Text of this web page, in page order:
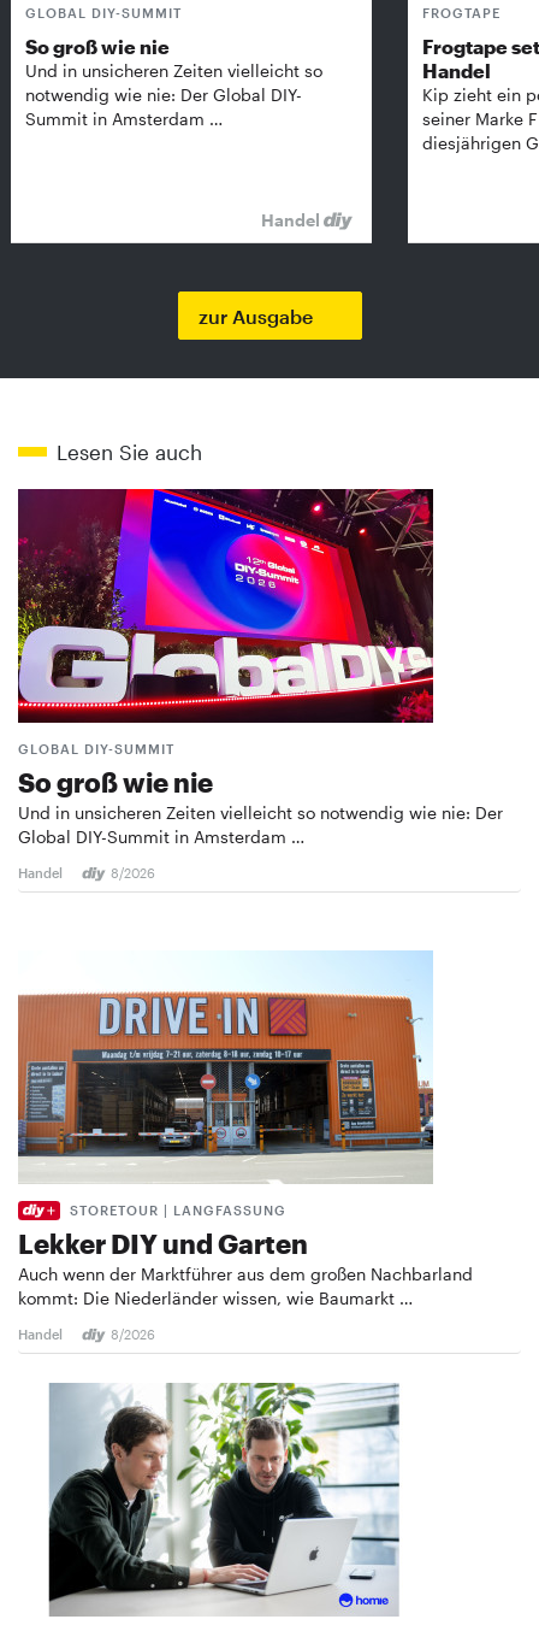
GLOBAL DIY-SUMMIT
So groß wie nie
Und in unsicheren Zeiten vielleicht so
notwendig wie nie: Der Global DIY-
Summit in Amsterdam …
Handel
FROGTAPE
Frogtape
Handel
Kip zieht ein
seiner Marke
diesjährigen
zur Ausgabe
Lesen Sie auch
GLOBAL DIY-SUMMIT
So groß wie nie
Und in unsicheren Zeiten vielleicht so notwendig wie nie: Der
Global DIY-Summit in Amsterdam …
Handel 8/2026
STORETOUR | LANGFASSUNG
Lekker DIY und Garten
Auch wenn der Marktführer aus dem großen Nachbarland
kommt: Die Niederländer wissen, wie Baumarkt …
Handel 8/2026